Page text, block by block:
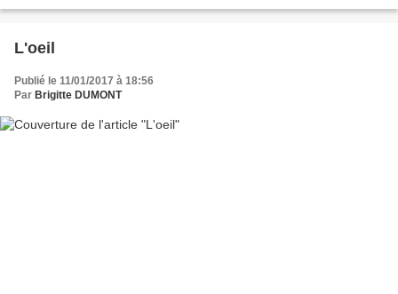
L'oeil
Publié le 11/01/2017 à 18:56
Par Brigitte DUMONT